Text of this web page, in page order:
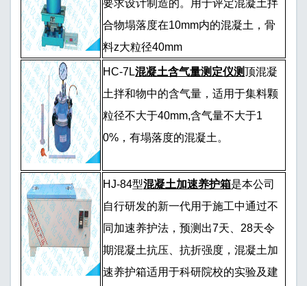
要求设计制造的。用于评定混凝土拌
合物塌落度在10mm内的混凝土，骨
料z大粒径40mm
HC-7L混凝土含气量测定仪测顶混凝
土拌和物中的含气量，适用于集料颗
粒径不大于40mm,含气量不大于1
0%，有塌落度的混凝土。
HJ-84型混凝土加速养护箱是本公司
自行研发的新一代用于施工中通过不
同加速养护法，预测出7天、28天令
期混凝土抗压、抗折强度，混凝土加
速养护箱适用于科研院校的实验及建